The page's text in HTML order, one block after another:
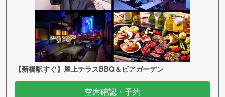
【新橋駅すぐ】屋上テラスBBQ＆ビアガーデン
空席確認・予約